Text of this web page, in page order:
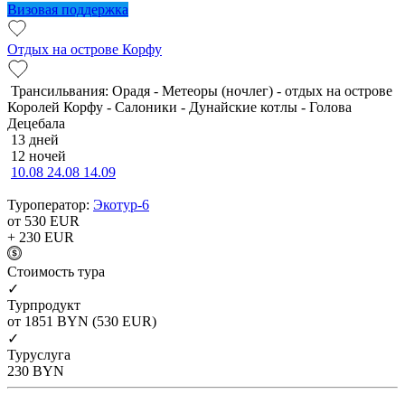
Визовая поддержка
Отдых на острове Корфу
Трансильвания: Орадя - Метеоры (ночлег) - отдых на острове
Королей Корфу - Салоники - Дунайские котлы - Голова
Децебала
13 дней
12 ночей
10.08 24.08 14.09
Туроператор: Экотур-6
от 530 EUR
+ 230 EUR
Cтоимость тура
✓
Турпродукт
от 1851 BYN (530 EUR)
✓
Туруслуга
230 BYN